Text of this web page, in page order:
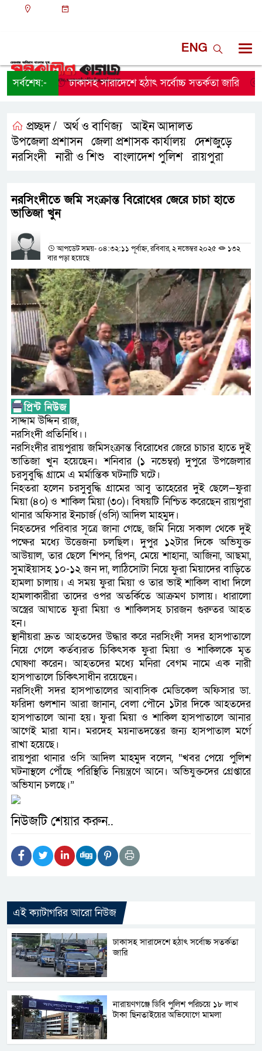
ENG
সর্বশেষ:- ঢাকাসহ সারাদেশে হঠাৎ সর্বোচ্চ সতর্কতা জা‌রি
প্রচ্ছদ / অর্থ ও বাণিজ্য ,আইন আদালত
উপজেলা প্রশাসন জেলা প্রশাসক কার্যালয় দেশজুড়ে
নরসিংদী ,নারী ও শিশু ,বাংলাদেশ পুলিশ ,রায়পুরা
নরসিংদীতে জমি সংক্রান্ত বিরোধের জেরে চাচা হাতে
ভাতিজা খুন
আপডেট সময়- ০৪:৩২:১১ পূর্বাহ্ন, রবিবার, ২ নভেম্বর ২০২৫
১৩২
বার পড়া হয়েছে
সাদ্দাম উদ্দিন রাজ,
নরসিংদী প্রতিনিধি।।
নরসিংদীর রায়পুরায় জমিসংক্রান্ত বিরোধের জেরে চাচার হাতে দুই
ভাতিজা খুন হয়েছেন। শনিবার (১ নভেম্বর) দুপুরে উপজেলার
চরসুবুদ্ধি গ্রামে এ মর্মান্তিক ঘটনাটি ঘটে।
নিহতরা হলেন চরসুবুদ্ধি গ্রামের আবু তাহেরের দুই ছেলে—ফুরা
মিয়া (৪০) ও শাকিল মিয়া (৩০)। বিষয়টি নিশ্চিত করেছেন রায়পুরা
থানার অফিসার ইনচার্জ (ওসি) আদিল মাহমুদ।
নিহতদের পরিবার সূত্রে জানা গেছে, জমি নিয়ে সকাল থেকে দুই
পক্ষের মধ্যে উত্তেজনা চলছিল। দুপুর ১২টার দিকে অভিযুক্ত
আউয়াল, তার ছেলে শিপন, রিপন, মেয়ে শাহানা, আজিনা, আছমা,
সুমাইয়াসহ ১০-১২ জন দা, লাঠিসোটা নিয়ে ফুরা মিয়াদের বাড়িতে
হামলা চালায়। এ সময় ফুরা মিয়া ও তার ভাই শাকিল বাধা দিলে
হামলাকারীরা তাদের ওপর অতর্কিতে আক্রমণ চালায়। ধারালো
অস্ত্রের আঘাতে ফুরা মিয়া ও শাকিলসহ চারজন গুরুতর আহত
হন।
স্থানীয়রা দ্রুত আহতদের উদ্ধার করে নরসিংদী সদর হাসপাতালে
নিয়ে গেলে কর্তব্যরত চিকিৎসক ফুরা মিয়া ও শাকিলকে মৃত
ঘোষণা করেন। আহতদের মধ্যে মনিরা বেগম নামে এক নারী
হাসপাতালে চিকিৎসাধীন রয়েছেন।
নরসিংদী সদর হাসপাতালের আবাসিক মেডিকেল অফিসার ডা.
ফরিদা গুলশান আরা জানান, বেলা পৌনে ১টার দিকে আহতদের
হাসপাতালে আনা হয়। ফুরা মিয়া ও শাকিল হাসপাতালে আনার
আগেই মারা যান। মরদেহ ময়নাতদন্তের জন্য হাসপাতাল মর্গে
রাখা হয়েছে।
রায়পুরা থানার ওসি আদিল মাহমুদ বলেন, “খবর পেয়ে পুলিশ
ঘটনাস্থলে পৌঁছে পরিস্থিতি নিয়ন্ত্রণে আনে। অভিযুক্তদের গ্রেপ্তারে
অভিযান চলছে।”
নিউজটি শেয়ার করুন..
এই ক্যাটাগরির আরো নিউজ
ঢাকাসহ সারাদেশে হঠাৎ সর্বোচ্চ সতর্কতা
জা‌রি
নারায়ণগঞ্জে ডিবি পুলিশ পরিচয়ে ১৮ লাখ
টাকা ছিনতাইয়ের অভিযোগে মামলা